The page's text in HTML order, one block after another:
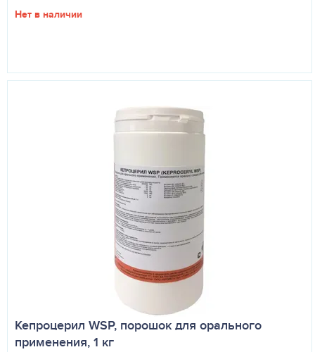
Нет в наличии
Кепроцерил WSP, порошок для орального
применения, 1 кг